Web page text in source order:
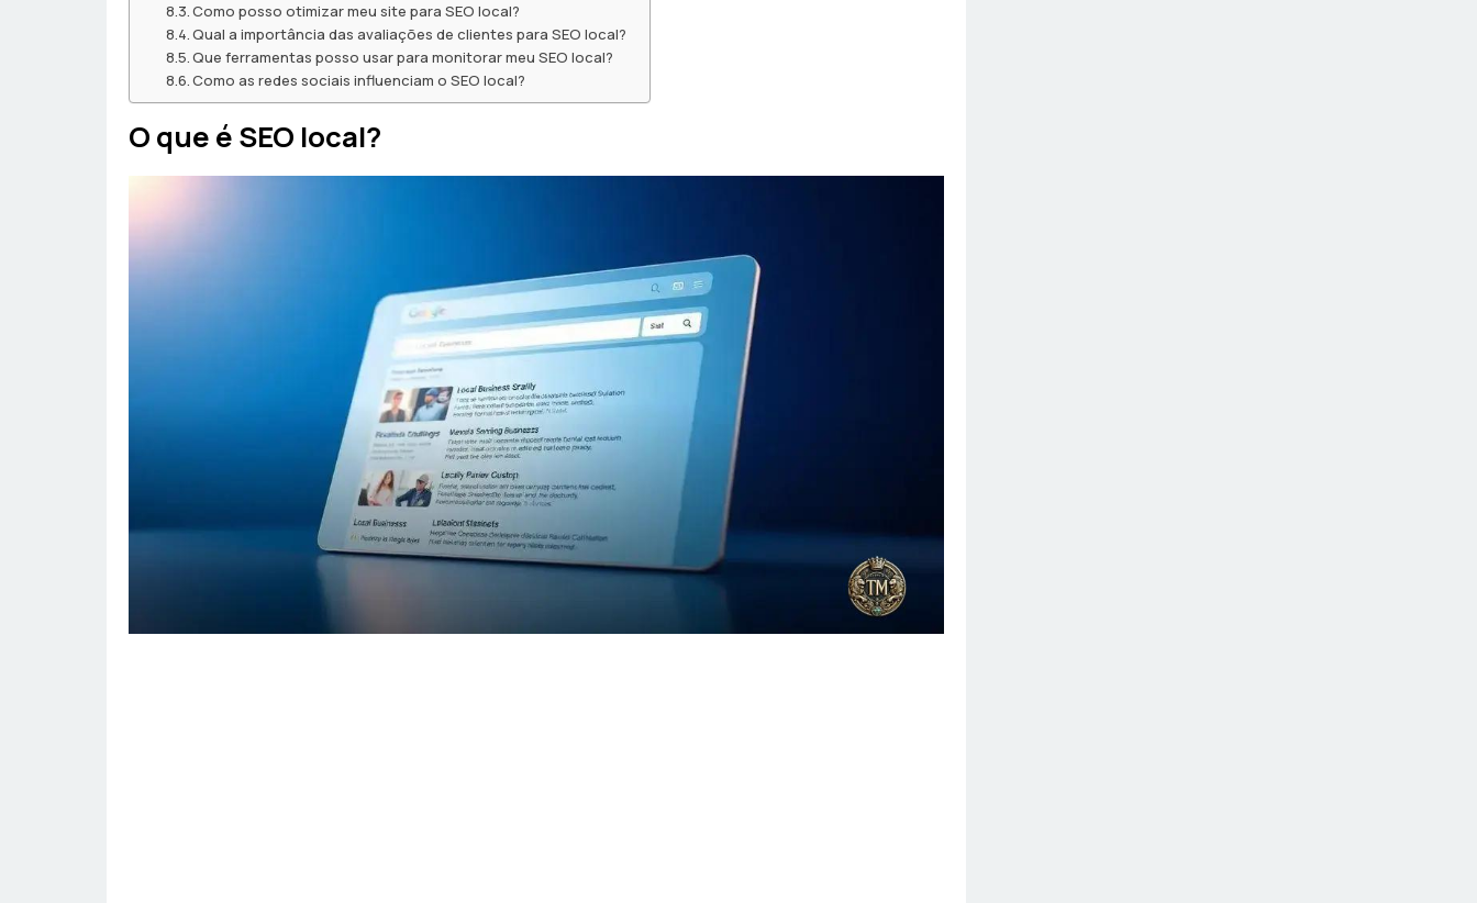
Como posso otimizar meu site para SEO local?
Qual a importância das avaliações de clientes para SEO local?
Que ferramentas posso usar para monitorar meu SEO local?
Como as redes sociais influenciam o SEO local?
O que é SEO local?